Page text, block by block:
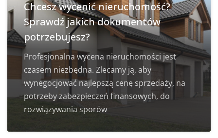
Chcesz wycenić nieruchomość?
Sprawdź jakich dokumentów
potrzebujesz?
Profesjonalna wycena nieruchomości jest
czasem niezbędna. Zlecamy ją, aby
wynegocjować najlepszą cenę sprzedaży, na
potrzeby zabezpieczeń finansowych, do
rozwiązywania sporów